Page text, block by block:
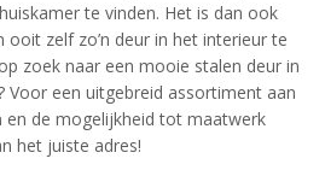
te vinden. Het is dan ook
zelf zo’n deur in het interieur te
zoek naar een mooie stalen deur in
Voor een uitgebreid assortiment aan
en de mogelijkheid tot maatwerk
het juiste adres!